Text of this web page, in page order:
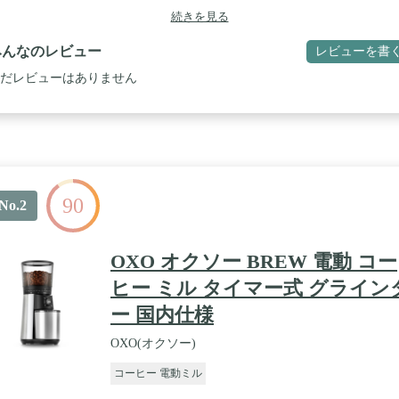
続きを見る
なのレビュー レビューを書
レビューはありません
90
OXO オクソー BREW 電動 コー
ヒー ミル タイマー式 グライン
ー 国内仕様
OXO(オクソー)
コーヒー 電動ミル